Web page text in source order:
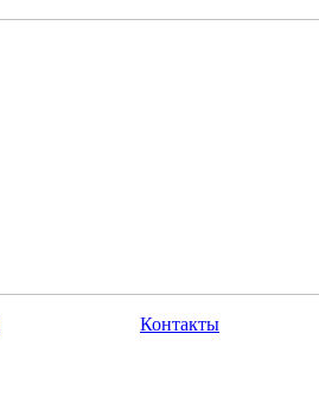
Контакты